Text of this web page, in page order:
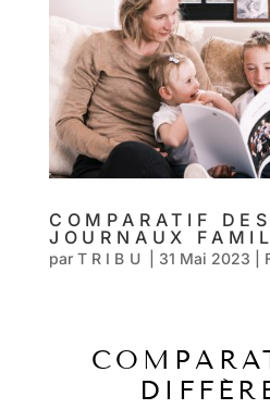
COMPARATIF
JOURNAUX
par TRIBU 31 Mai 2023